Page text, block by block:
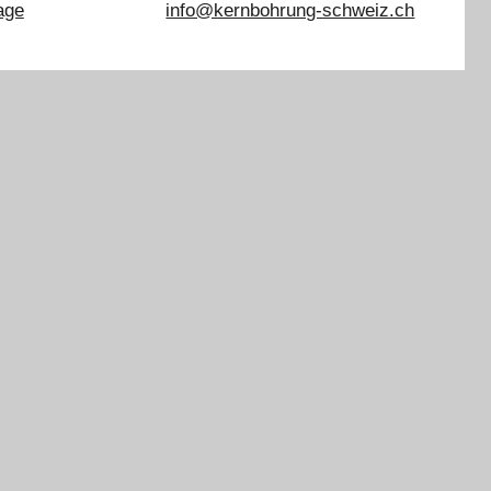
info@kernbohrung-schweiz.ch